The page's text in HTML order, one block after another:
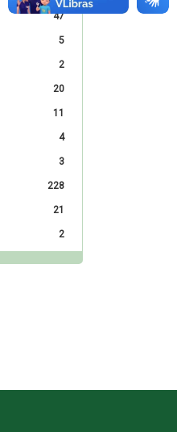
47
5
2
20
11
4
3
228
21
2